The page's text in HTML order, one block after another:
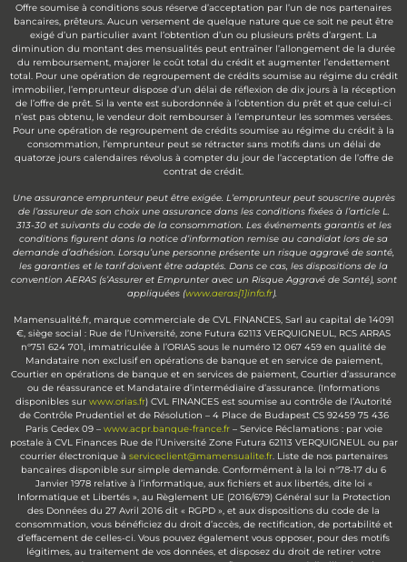
Offre soumise à conditions sous réserve d’acceptation par l’un de nos partenaires
bancaires, prêteurs. Aucun versement de quelque nature que ce soit ne peut être
exigé d’un particulier avant l’obtention d’un ou plusieurs prêts d’argent. La
diminution du montant des mensualités peut entraîner l’allongement de la durée
du remboursement, majorer le coût total du crédit et augmenter l’endettement
total. Pour une opération de regroupement de crédits soumise au régime du crédit
immobilier, l’emprunteur dispose d’un délai de réflexion de dix jours à la réception
de l’offre de prêt. Si la vente est subordonnée à l’obtention du prêt et que celui-ci
n’est pas obtenu, le vendeur doit rembourser à l’emprunteur les sommes versées.
Pour une opération de regroupement de crédits soumise au régime du crédit à la
consommation, l’emprunteur peut se rétracter sans motifs dans un délai de
quatorze jours calendaires révolus à compter du jour de l’acceptation de l’offre de
contrat de crédit.
Une assurance emprunteur peut être exigée. L’emprunteur peut souscrire auprès
de l’assureur de son choix une assurance dans les conditions fixées à l’article L.
313-30 et suivants du code de la consommation. Les événements garantis et les
conditions figurent dans la notice d’information remise au candidat lors de sa
demande d’adhésion. Lorsqu’une personne présente un risque aggravé de santé,
les garanties et le tarif doivent être adaptés. Dans ce cas, les dispositions de la
convention AERAS (s’Assurer et Emprunter avec un Risque Aggravé de Santé), sont
appliquées (www.aeras[1]info.fr).
Mamensualité.fr, marque commerciale de CVL FINANCES, Sarl au capital de 14091
€, siège social : Rue de l’Université, zone Futura 62113 VERQUIGNEUL, RCS ARRAS
n°751 624 701, immatriculée à l’ORIAS sous le numéro 12 067 459 en qualité de
Mandataire non exclusif en opérations de banque et en service de paiement,
Courtier en opérations de banque et en services de paiement, Courtier d’assurance
ou de réassurance et Mandataire d’intermédiaire d’assurance. (Informations
disponibles sur www.orias.fr) CVL FINANCES est soumise au contrôle de l’Autorité
de Contrôle Prudentiel et de Résolution – 4 Place de Budapest CS 92459 75 436
Paris Cedex 09 – www.acpr.banque-france.fr– Service Réclamations : par voie
postale à CVL Finances Rue de l’Université Zone Futura 62113 VERQUIGNEUL ou par
courrier électronique à serviceclient@mamensualite.fr. Liste de nos partenaires
bancaires disponible sur simple demande. Conformément à la loi n°78-17 du 6
Janvier 1978 relative à l’informatique, aux fichiers et aux libertés, dite loi «
Informatique et Libertés », au Règlement UE (2016/679) Général sur la Protection
des Données du 27 Avril 2016 dit « RGPD », et aux dispositions du code de la
consommation, vous bénéficiez du droit d’accès, de rectification, de portabilité et
d’effacement de celles-ci. Vous pouvez également vous opposer, pour des motifs
légitimes, au traitement de vos données, et disposez du droit de retirer votre